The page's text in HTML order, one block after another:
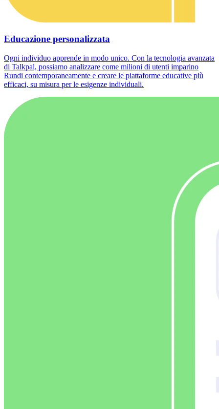
Educazione personalizzata
Ogni individuo apprende in modo unico. Con la tecnologia avanzata
di Talkpal, possiamo analizzare come milioni di utenti imparino
Rundi contemporaneamente e creare le piattaforme educative più
efficaci, su misura per le esigenze individuali.